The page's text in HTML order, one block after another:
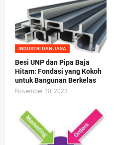
INDUSTRI DAN JASA
Besi UNP dan Pipa Baja
Hitam: Fondasi yang Kokoh
untuk Bangunan Berkelas
November 20, 2023